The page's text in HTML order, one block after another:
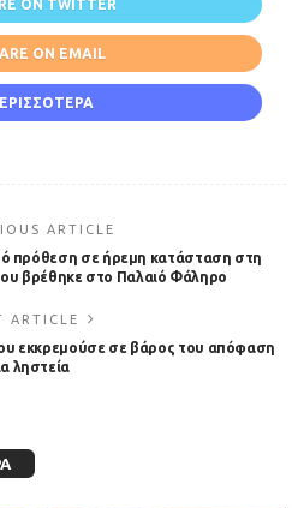
ON TWITTER
ON EMAIL
ARTICLE
πρόθεση σε ήρεμη κατάσταση στη
βρέθηκε στο Παλαιό Φάληρο
ARTICLE
εκκρεμούσε σε βάρος του απόφαση
ληστεία